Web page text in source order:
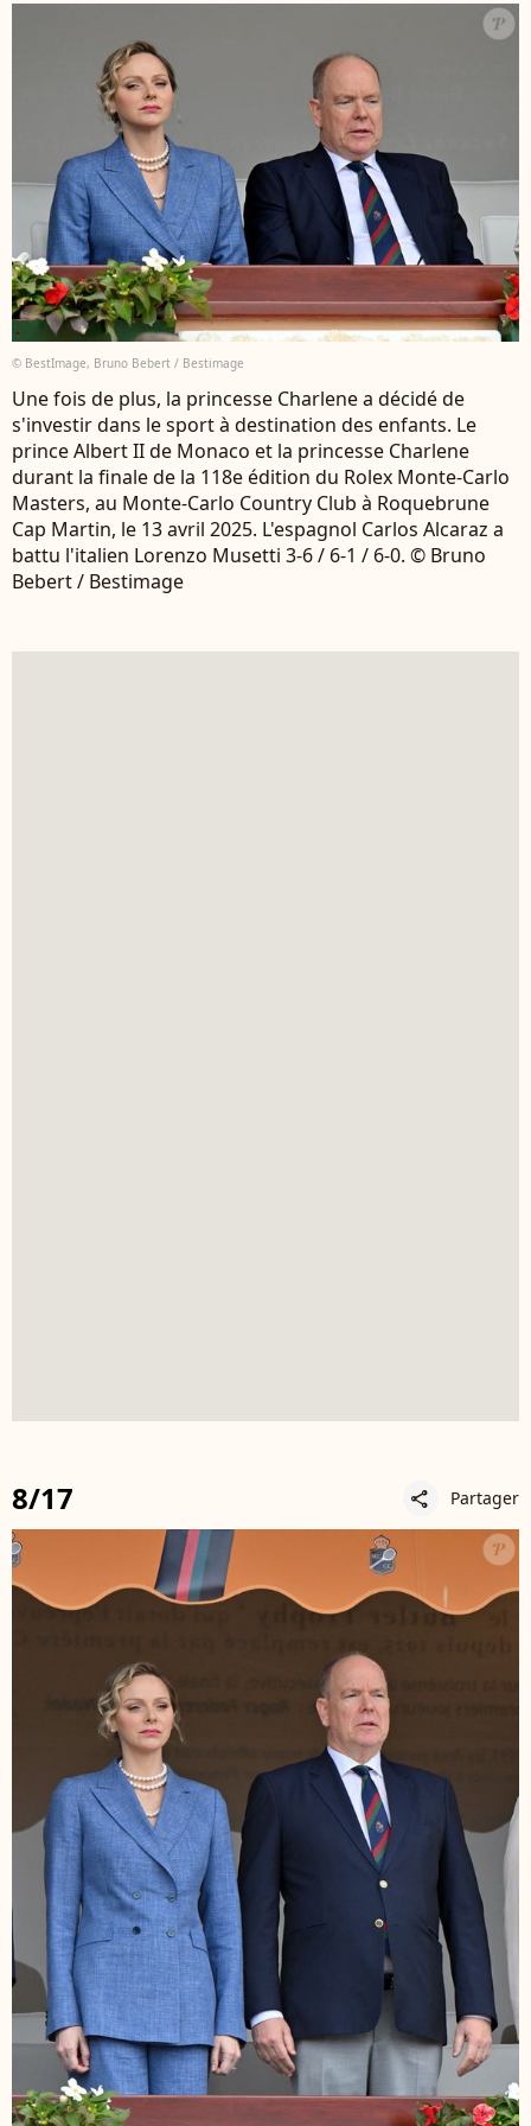
© BestImage, Bruno Bebert / Bestimage
Une fois de plus, la princesse Charlene a décidé de
s'investir dans le sport à destination des enfants. Le
prince Albert II de Monaco et la princesse Charlene
durant la finale de la 118e édition du Rolex Monte-Carlo
Masters, au Monte-Carlo Country Club à Roquebrune
Cap Martin, le 13 avril 2025. L'espagnol Carlos Alcaraz a
battu l'italien Lorenzo Musetti 3-6 / 6-1 / 6-0. © Bruno
Bebert / Bestimage
8/17 share Partager